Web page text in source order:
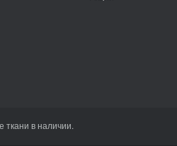
ткани в наличии.